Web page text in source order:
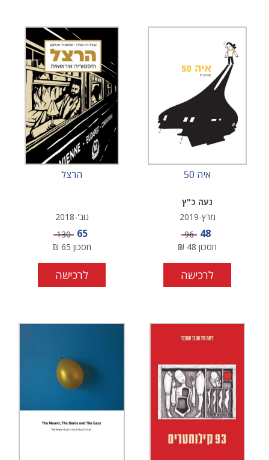
איה 50
נעה כ"ץ
מרץ-2019
מחיר מבצע
48 מחיר
96
חסכון 48
₪
לרכישה
הרצל
נוב'-2018
מחיר מבצע
65 מחיר
130
חסכון 65
₪
לרכישה